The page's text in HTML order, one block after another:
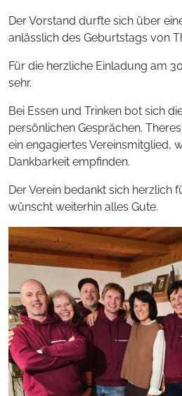
Der Vorstand durfte sich über
anlässlich des Geburtstags von
Für die herzliche Einladung am
sehr.
Bei Essen und Trinken bot sich
persönlichen Gesprächen.
ein engagiertes Vereinsmitglied,
Dankbarkeit empfinden.
Der Verein bedankt sich herzlich
wünscht weiterhin alles Gute.